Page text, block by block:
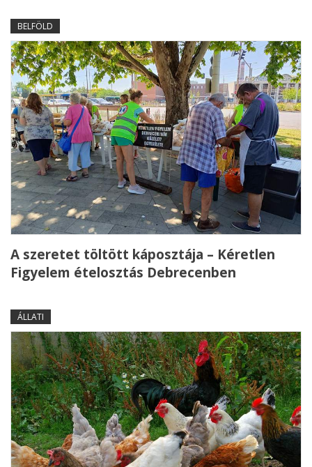
BELFÖLD
A szeretet töltött káposztája – Kéretlen
Figyelem ételosztás Debrecenben
ÁLLATI